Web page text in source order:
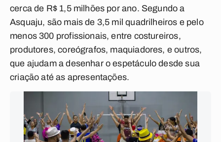
cerca de R$ 1,5 milhões por ano. Segundo a
Asquaju, são mais de 3,5 mil quadrilheiros e pelo
menos 300 profissionais, entre costureiros,
produtores, coreógrafos, maquiadores, e outros,
que ajudam a desenhar o espetáculo desde sua
criação até as apresentações.